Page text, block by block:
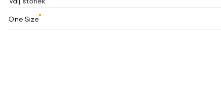
One Size